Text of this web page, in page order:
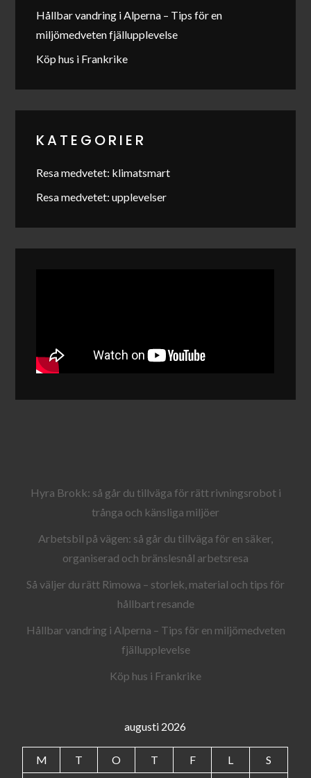
Hållbar vandring i Alperna – Tips för en
miljömedveten fjällupplevelse
Köp hus i Frankrike
KATEGORIER
Resa medvetet: klimatsmart
Resa medvetet: upplevelser
Hyra Brokk: så går du tillväga för rätt rivningsrobot i
trånga och känsliga miljöer
Arbetsbil på vägen: så går du tillväga för en säker,
organiserad och bränslesnål arbetsresa
Så väljer du rätt Rimowa – storlek, material och tips för
hållbart resande
Hållbar vandring i Alperna – Tips för en miljömedveten
fjällupplevelse
Köp hus i Frankrike
augusti 2026
M T O T F L
S